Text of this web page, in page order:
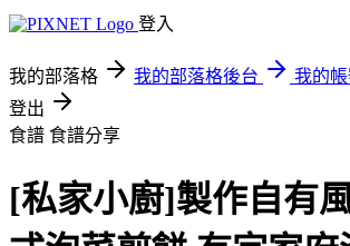
登入
我的部落格 我的部落格後台
我的
登出
食譜 食譜分享
[私家小廚]製作自有